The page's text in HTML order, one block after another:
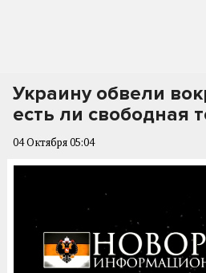
Украину обвели
есть ли свободная
04 Октября 05:04